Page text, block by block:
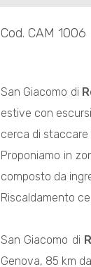
Cod. CAM 1006
San Giacomo di
estive con
cerca di
Proponiamo in
composto da
Riscaldamento
San Giacomo di
Genova, 85 km